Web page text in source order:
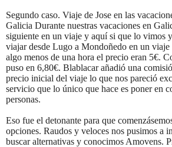
Segundo caso. Viaje de Jose en las
Galicia Durante nuestras vacaciones en
siguiente en un viaje y aquí si que lo vimos
viajar desde Lugo a Mondoñedo en un
algo menos de una hora el precio eran 5€.
puso en 6,80€. Blablacar añadió una
precio inicial del viaje lo que nos pareció
servicio que lo único que hace es poner en
personas.
Eso fue el detonante para que
opciones. Raudos y veloces nos pusimos a
buscar alternativas y conocimos Amovens.